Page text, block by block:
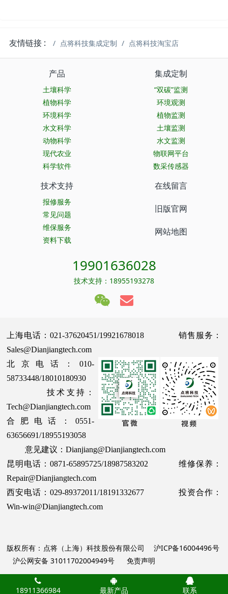
友情链接 : 点将科技集成定制 点将科技淘宝店
产品
土壤科学
植物科学
环境科学
水文科学
动物科学
现代农业
科学软件
集成定制
“双碳”监测
环境观测
植物监测
土壤监测
水文监测
物联网平台
数采传感器
技术支持
报修服务
常见问题
维保服务
资料下载
在线留言
旧版官网
网站地图
19901636028
技术支持：18955193278
上海电话：021-37620451/19921678018 销售服务：
Sales@Dianjiangtech.com
北京电话：010-
58733448/18010180930
技术支持：
Tech@Dianjiangtech.com
合肥电话：0551-
63656691/18955193058
意见建议：Dianjiang@Dianjiangtech.com
昆明电话：0871-65895725/18987583202 维修保养：
Repair@Dianjiangtech.com
西安电话：029-89372011/18191332677 投资合作：
Win-win@Dianjiangtech.com
版权所有：点将（上海）科技股份有限公司 沪ICP备16004496号
沪公网安备 31011702004949号
免责声明
18911366984 最新产品 联系